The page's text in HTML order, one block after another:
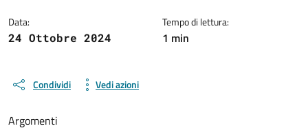
Data:
24 Ottobre 2024
Tempo di lettura:
1 min
Condividi Vedi azioni
Argomenti